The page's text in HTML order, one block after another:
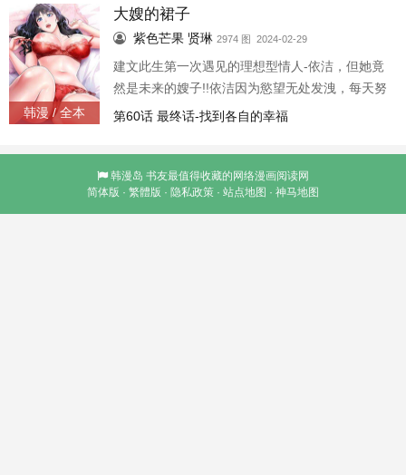
韩漫 / 全本
大嫂的裙子
紫色芒果 贤琳 2974 图 2024-02-29
建文此生第一次遇见的理想型情人-依洁，但她竟
然是未来的嫂子!!依洁因为慾望无处发洩，每天努
力运动的样子，建文都看在眼里也很心疼。某
误认成自己老公...「老公~刚刚我还没满足，可以
再来一次吗?」
第60话 最终话-找到各自的幸福
韩漫岛 书友最值得收藏的网络漫画阅读网
简体版 · 繁體版 · 隐私政策 · 站点地图 · 神马地图